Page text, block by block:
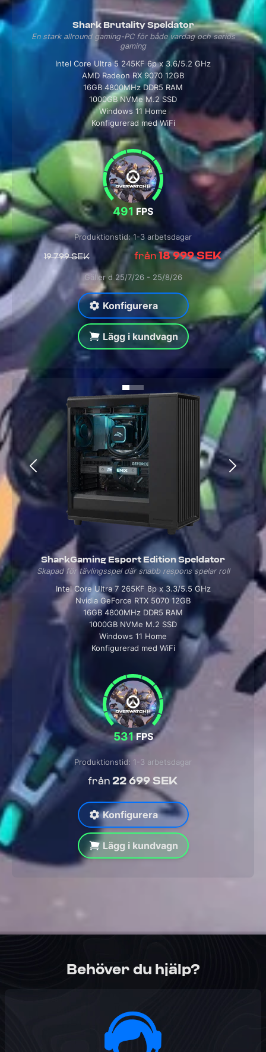
Shark Brutality Speldator
En stark allround gaming-PC för både vardag och seriös
gaming
Intel Core Ultra 5 245KF 6p x 3.6/5.2 GHz
AMD Radeon RX 9070 12GB
16GB 4800MHz DDR5 RAM
1000GB NVMe M.2 SSD
Windows 11 Home
Konfigurerad med WiFi
491 FPS
19 799 SEK från 18 999 SEK
Produktionstid: 1-3 arbetsdagar
Gäller d 25/7/26 - 25/8/26
Konfigurera
Lägg i kundvagn
SharkGaming Esport Edition Speldator
Skapad för tävlingsspel där snabb respons spelar roll
Intel Core Ultra 7 265KF 8p x 3.3/5.5 GHz
Nvidia GeForce RTX 5070 12GB
16GB 4800MHz DDR5 RAM
1000GB NVMe M.2 SSD
Windows 11 Home
Konfigurerad med WiFi
531 FPS
från 22 699 SEK
Produktionstid: 1-3 arbetsdagar
Konfigurera
Lägg i kundvagn
Behöver du hjälp?